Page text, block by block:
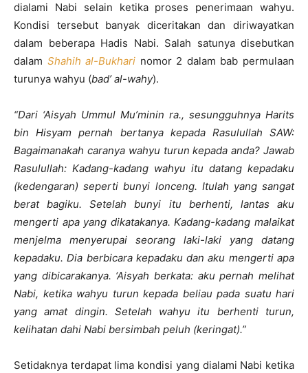
dialami Nabi selain ketika proses penerimaan wahyu.
Kondisi tersebut banyak diceritakan dan diriwayatkan
dalam beberapa Hadis Nabi. Salah satunya disebutkan
dalam Shahih al-Bukhari nomor 2 dalam bab permulaan
turunya wahyu (bad’ al-wahy).
“Dari ‘Aisyah Ummul Mu’minin ra., sesungguhnya Harits
bin Hisyam pernah bertanya kepada Rasulullah SAW:
Bagaimanakah caranya wahyu turun kepada anda? Jawab
Rasulullah: Kadang-kadang wahyu itu datang kepadaku
(kedengaran) seperti bunyi lonceng. Itulah yang sangat
berat bagiku. Setelah bunyi itu berhenti, lantas aku
mengerti apa yang dikatakanya. Kadang-kadang malaikat
menjelma menyerupai seorang laki-laki yang datang
kepadaku. Dia berbicara kepadaku dan aku mengerti apa
yang dibicarakanya. ‘Aisyah berkata: aku pernah melihat
Nabi, ketika wahyu turun kepada beliau pada suatu hari
yang amat dingin. Setelah wahyu itu berhenti turun,
kelihatan dahi Nabi bersimbah peluh (keringat).”
Setidaknya terdapat lima kondisi yang dialami Nabi ketika